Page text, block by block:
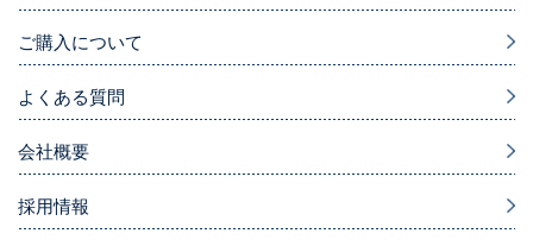
ご購入について
よくある質問
会社概要
採用情報